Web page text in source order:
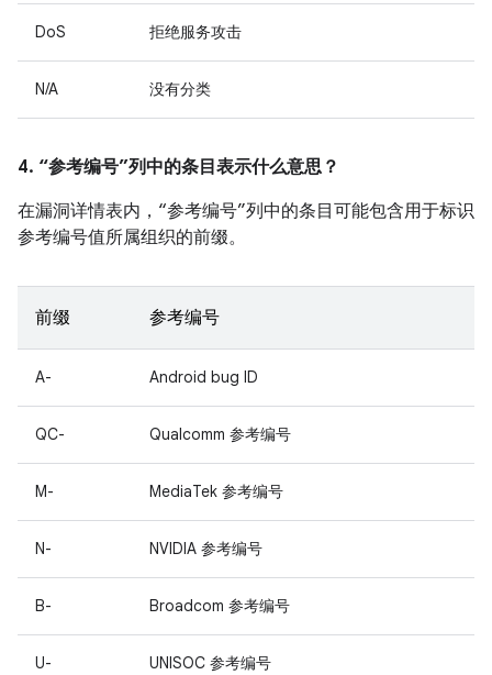
DoS 拒绝服务攻击
N/A 没有分类
4. “参考编号”列中的条目表示什么意思？
在漏洞详情表内，“参考编号”列中的条目可能包含用于标识
参考编号值所属组织的前缀。
前缀 参考编号
A- Android bug ID
QC- Qualcomm 参考编号
M- MediaTek 参考编号
N- NVIDIA 参考编号
B- Broadcom 参考编号
U- UNISOC 参考编号